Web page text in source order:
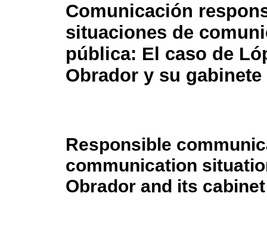
Comunicación
situaciones de
pública: El caso de
Obrador y su
Responsible
communication
Obrador and its